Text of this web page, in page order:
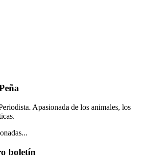
Apasionada de los animales, los
boletín